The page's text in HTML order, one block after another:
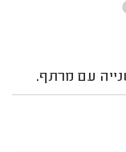
עם מרתף.